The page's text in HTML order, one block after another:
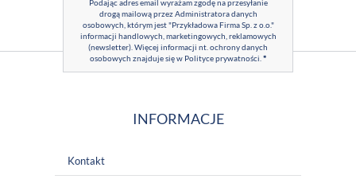
Podając adres email wyrażam zgodę na przesyłanie
drogą mailową przez Administratora danych
osobowych, którym jest "Przykładowa Firma Sp. z o.o."
informacji handlowych, marketingowych, reklamowych
(newsletter). Więcej informacji nt. ochrony danych
osobowych znajduje się w Polityce prywatności *
INFORMACJE
Kontakt